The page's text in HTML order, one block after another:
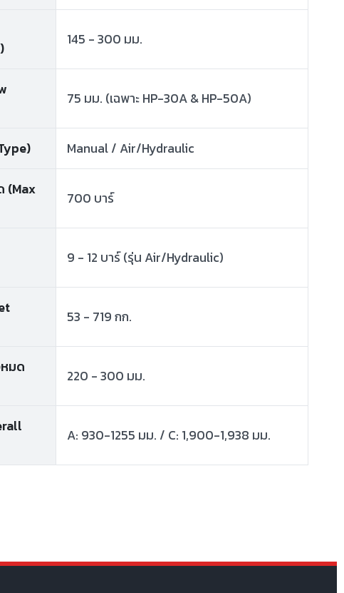
145 - 300 มม.
75 มม. (เฉพาะ HP-30A & HP-50A)
Manual / Air/Hydraulic
(Max
700 บาร์
9 - 12 บาร์ (รุ่น Air/Hydraulic)
53 - 719 กก.
มด
220 - 300 มม.
A: 930-1255 มม. / C: 1,900-1,938 มม.